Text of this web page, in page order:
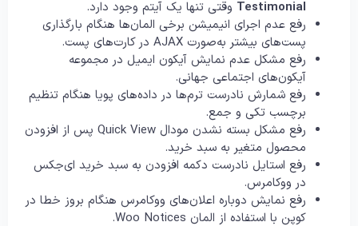
Testimonial وقتی تنها یک آیتم وجود دارد.
رفع عدم اجرای انیمیشن برخی المان‌ها هنگام بارگذاری
پست‌های بیشتر به‌صورت AJAX در کارت‌های پست.
رفع مشکل عدم نمایش آیکون ایمیل در مجموعه
آیکون‌های اجتماعی جهانی.
رفع شمارش نادرست ترم‌ها در داده‌های پویا هنگام تنظیم
برچسب تکی و جمع.
رفع مشکل بسته نشدن مودال Quick View پس از افزودن
محصول متغیر به سبد خرید.
رفع استایل نادرست دکمه افزودن به سبد خرید ای‌جکس
در ووکامرس.
رفع نمایش دوباره اعلان‌های ووکامرس هنگام بروز خطا در
کوپن با استفاده از المان Woo Notices.